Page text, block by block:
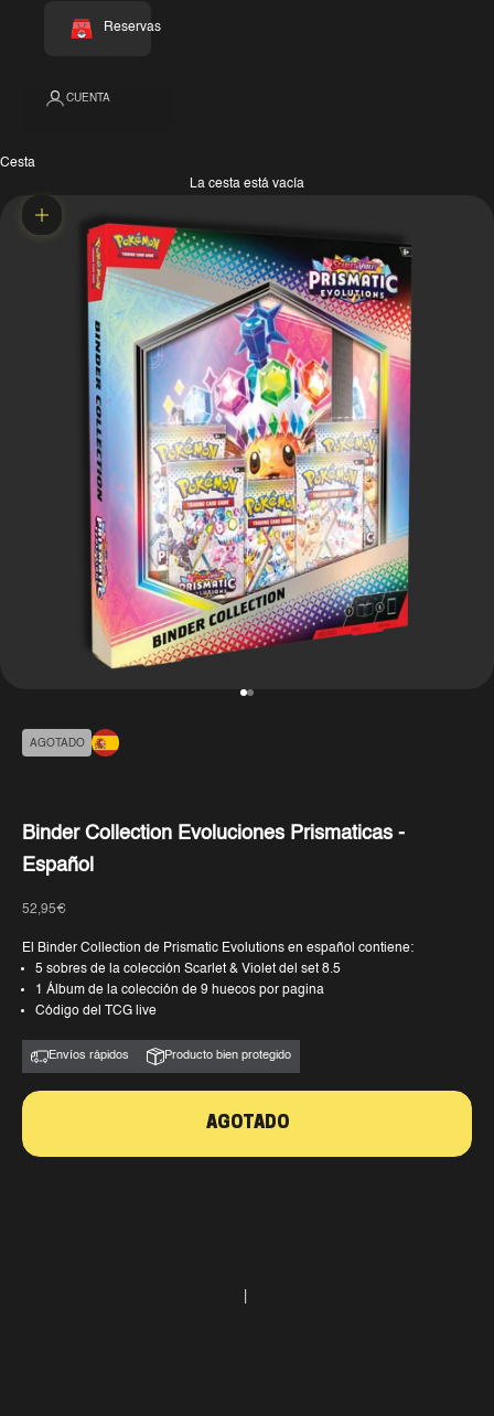
Reservas
CUENTA
Cesta
La cesta está vacía
Zoom
Ir al artículo 1
Ir al artículo 2
AGOTADO
Binder Collection Evoluciones Prismaticas -
Español
Precio de oferta
52,95€
El Binder Collection de Prismatic Evolutions en español contiene:
5 sobres de la colección Scarlet & Violet del set 8.5
1 Álbum de la colección de 9 huecos por pagina
Código del TCG live
Envíos rápidos Producto bien protegido
AGOTADO